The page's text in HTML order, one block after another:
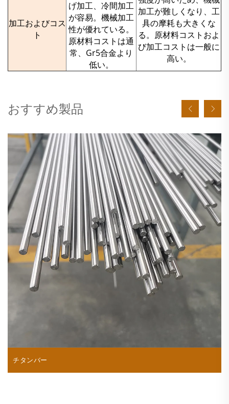
加工およびコス
ト
げ加工、冷間加工
が容易。機械加工
性が優れている。
原材料コストは通
常、Gr5合金より
低い。
加工が難しくなり、工
具の摩耗も大きくな
る。原材料コストおよ
び加工コストは一般に
高い。
おすすめ製品
チタンバー